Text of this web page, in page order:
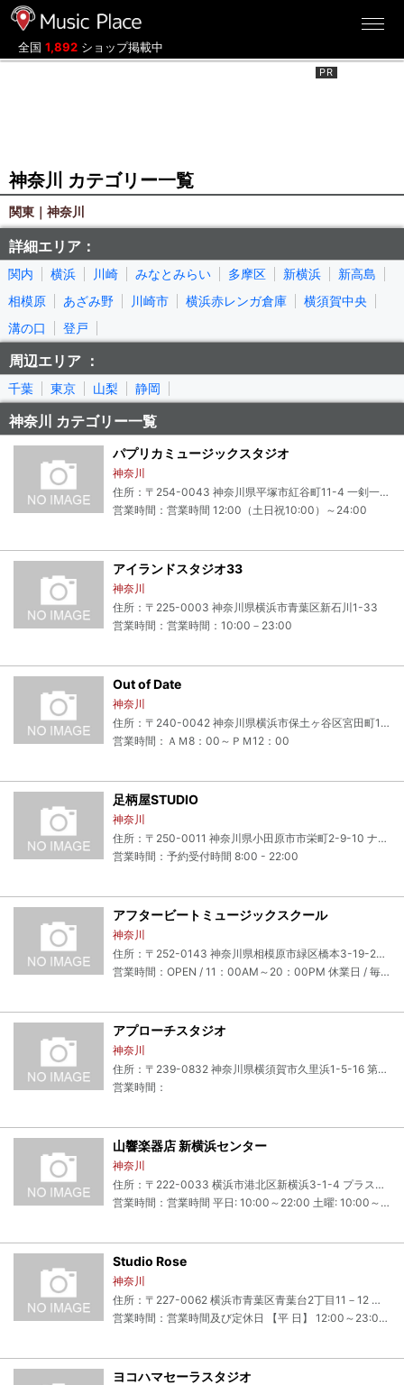
全国 1,892 ショップ掲載中
神奈川 カテゴリー一覧
関東｜神奈川
詳細エリア：
関内 横浜 川崎 みなとみらい 多摩区 新横浜
新高島
相模原
あざみ野 川崎市 横浜赤レンガ倉庫
横須賀中央
溝の口
登戸
周辺エリア ：
千葉 東京 山梨 静岡
神奈川 カテゴリー一覧
パプリカミュージックスタジオ
神奈川
住所：〒254-0043 神奈川県平塚市紅谷町11-4 一剣一番街ビル 1F
営業時間：営業時間 12:00（土日祝10:00）～24:00
アイランドスタジオ33
神奈川
住所：〒225-0003 神奈川県横浜市青葉区新石川1-33
営業時間：営業時間：10:00－23:00
Out of Date
神奈川
住所：〒240-0042 神奈川県横浜市保土ヶ谷区宮田町1-4-1 中田ビル 2F
営業時間：ＡＭ8：00～ＰＭ12：00
足柄屋STUDIO
神奈川
住所：〒250-0011 神奈川県小田原市市栄町2-9-10 ナイス小田原ビル 3F
営業時間：予約受付時間 8:00 - 22:00
アフタービートミュージックスクール
神奈川
住所：〒252-0143 神奈川県相模原市緑区橋本3-19-20 ハシモトヒルズ3F
営業時間：OPEN / 11：00AM～20：00PM 休業日 / 毎週水曜 ●ご利用は個人練習１名様のみとなります。 ●ご予約はお電話、又は直接店舗で受付いたします。※メール予約は受付いたしません ●予約可能期間は当日～翌日分迄となります。（木曜日の予約は火曜日に受付可）
アプローチスタジオ
神奈川
住所：〒239-0832 神奈川県横須賀市久里浜1-5-16 第10臼井ビル 5F
営業時間：
山響楽器店 新横浜センター
神奈川
住所：〒222-0033 横浜市港北区新横浜3-1-4 プラスタリアビルＢ１
営業時間：営業時間 平日: 10:00～22:00 土曜: 10:00～21:00 日曜: 10:00～18:00 定休日 祝日 ＧＷ 夏期休暇 年末年始
Studio Rose
神奈川
住所：〒227-0062 横浜市青葉区青葉台2丁目11－12 青葉台コーポB１
営業時間：営業時間及び定休日 【平 日】 12:00～23:00 【土日祝日】 10:00～23:00 ※個人練習でのご利用は22:00までとなります。 【定休日】 不定休
ヨコハマセーラスタジオ